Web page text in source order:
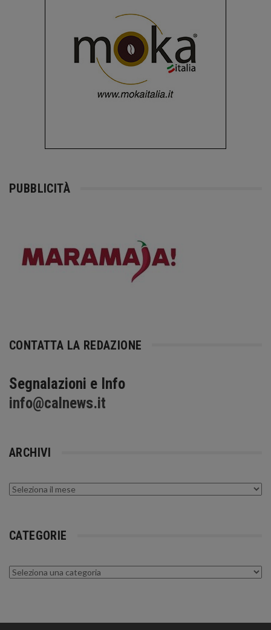
PUBBLICITÀ
CONTATTA LA REDAZIONE
Segnalazioni e Info
info@calnews.it
ARCHIVI
Archivi
CATEGORIE
Categorie